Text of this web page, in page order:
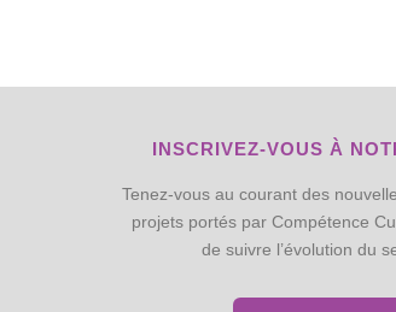
INSCRIVEZ-VOUS À
Tenez-vous au courant des
projets portés par Compétence
de suivre l’évolution du